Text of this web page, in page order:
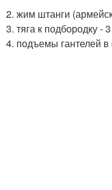
2. жим штанги
3. тяга к подбородку -
4. подъемы гантелей